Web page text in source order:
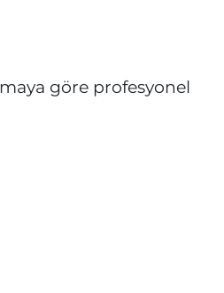
göre profesyonel